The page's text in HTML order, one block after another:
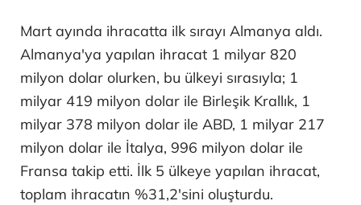
Mart ayında ihracatta ilk sırayı Almanya aldı.
Almanya'ya yapılan ihracat 1 milyar 820
milyon dolar olurken, bu ülkeyi sırasıyla; 1
milyar 419 milyon dolar ile Birleşik Krallık, 1
milyar 378 milyon dolar ile ABD, 1 milyar 217
milyon dolar ile İtalya, 996 milyon dolar ile
Fransa takip etti. İlk 5 ülkeye yapılan ihracat,
toplam ihracatın %31,2'sini oluşturdu.